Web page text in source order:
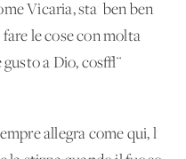
Vicaria, sta' ben ben
le cose con molta
a Dio, cos√¨
allegra come qui, l'